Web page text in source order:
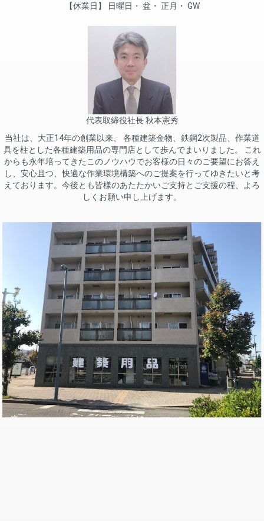
休業日 日曜日 盆 正月 GW
代表取締役社長 秋本憲秀
当社は、大正14年の創業以来、 各種建築金物、鉄鋼2次製品、作業道
具を柱とした各種建築用品の専門店として歩んでまいりました。 これ
からも永年培ってきたこのノウハウでお客様の日々のご要望にお答え
し、安心且つ、快適な作業環境構築へのご提案を行ってゆきたいと考
えております。今後とも皆様のあたたかいご支持とご支援の程、よろ
しくお願い申し上げます。